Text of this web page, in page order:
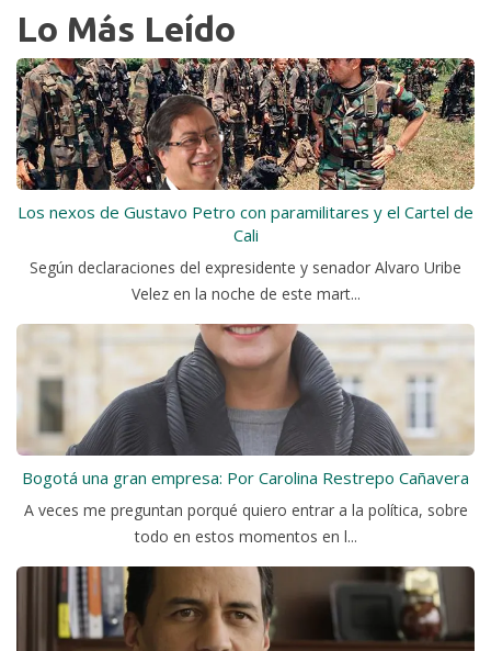
Lo Más Leído
Los nexos de Gustavo Petro con paramilitares y el Cartel de
Cali
Según declaraciones del expresidente y senador Alvaro Uribe
Velez en la noche de este mart...
Bogotá una gran empresa: Por Carolina Restrepo Cañavera
A veces me preguntan porqué quiero entrar a la política, sobre
todo en estos momentos en l...